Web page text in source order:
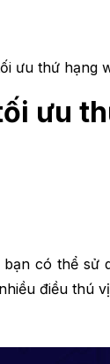
ưu thứ hạng
ưu
có thể sử
điều thú